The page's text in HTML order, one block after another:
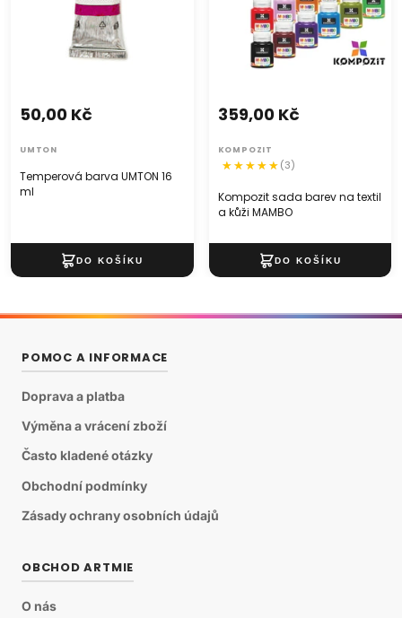
okr tmavý
Ultramarín červený
permanentní modrá
čERNOU železitá
Temperová barva UMTON 16
ml
50,00 Kč
UMTON
Kompozit sada barev na textil
a kůži MAMBO
359,00 Kč
KOMPOZIT
(3)
POMOC A INFORMACE
Doprava a platba
Výměna a vrácení zboží
Často kladené otázky
Obchodní podmínky
Zásady ochrany osobních údajů
OBCHOD ARTMIE
O nás